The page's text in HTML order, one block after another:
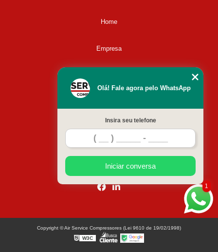
Home
Empresa
Contato
Mapa do site
1
Olá! Fale agora pelo WhatsApp
Insira seu telefone
Iniciar conversa
Copyright © Air Service Compressores (Lei 9610 de 19/02/1998)
W3C